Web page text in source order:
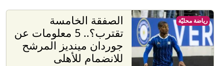
الصفقة الخامسة
تقترب؟.. 5 معلومات عن
جوردان مينديز المرشح
للانضمام للأهلى
رياضة محليّة